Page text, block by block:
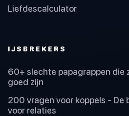
Liefdescalculator
IJSBREKERS
60+ slechte papagrappen die
goed zijn
200 vragen voor koppels - De
voor relaties